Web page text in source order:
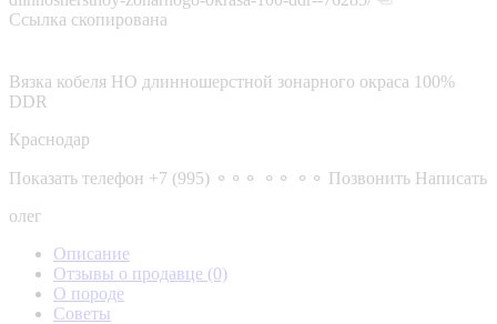
Ссылка скопирована
Вязка кобеля НО длинношерстной зонарного окраса 100%
DDR
Краснодар
Показать телефон +7 (995) ⚬⚬⚬ ⚬⚬ ⚬⚬ Позвонить Написать
олег
Описание
Отзывы о продавце (0)
О породе
Советы